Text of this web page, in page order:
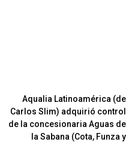
Aqualia Latinoamérica (de
Carlos Slim) adquirió control
de la concesionaria Aguas de
la Sabana (Cota, Funza y